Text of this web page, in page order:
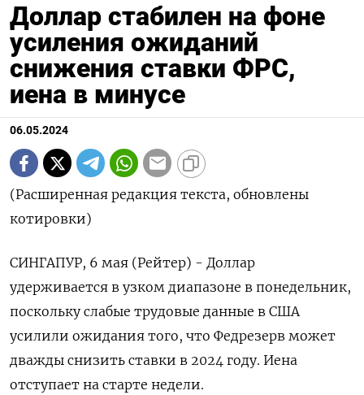
Доллар стабилен на фоне
усиления ожиданий
снижения ставки ФРС,
иена в минусе
06.05.2024
(Расширенная редакция текста, обновлены
котировки)
СИНГАПУР, 6 мая (Рейтер) - Доллар
удерживается в узком диапазоне в понедельник,
поскольку слабые трудовые данные в США
усилили ожидания того, что Федрезерв может
дважды снизить ставки в 2024 году. Иена
отступает на старте недели.